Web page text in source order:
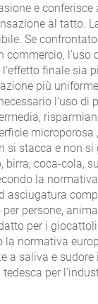
e
al tatto.
Se
commercio, l’uso
finale sia
più
l’uso di
microporosa
si stacca e non si
birra, coca-cola,
la
asciugatura
persone,
per i
la normativa
a saliva e
per